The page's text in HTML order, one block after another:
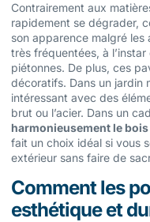
Contrairement aux
rapidement se dégrader,
son apparence malgré
très fréquentées, à
piétonnes. De plus, ces
décoratifs. Dans un jardin
intéressant avec des
brut ou l’acier. Dans un
harmonieusement le
fait un choix idéal si vous
extérieur sans faire de
Comment les
esthétique et